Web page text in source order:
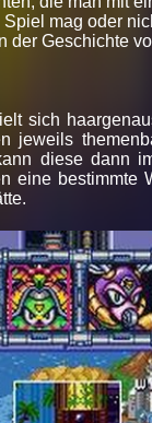
mag oder
der Geschichte
sich
diese dann
eine bestimmte